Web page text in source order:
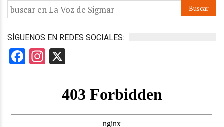
SÍGUENOS EN REDES SOCIALES:
Facebook
Instagram